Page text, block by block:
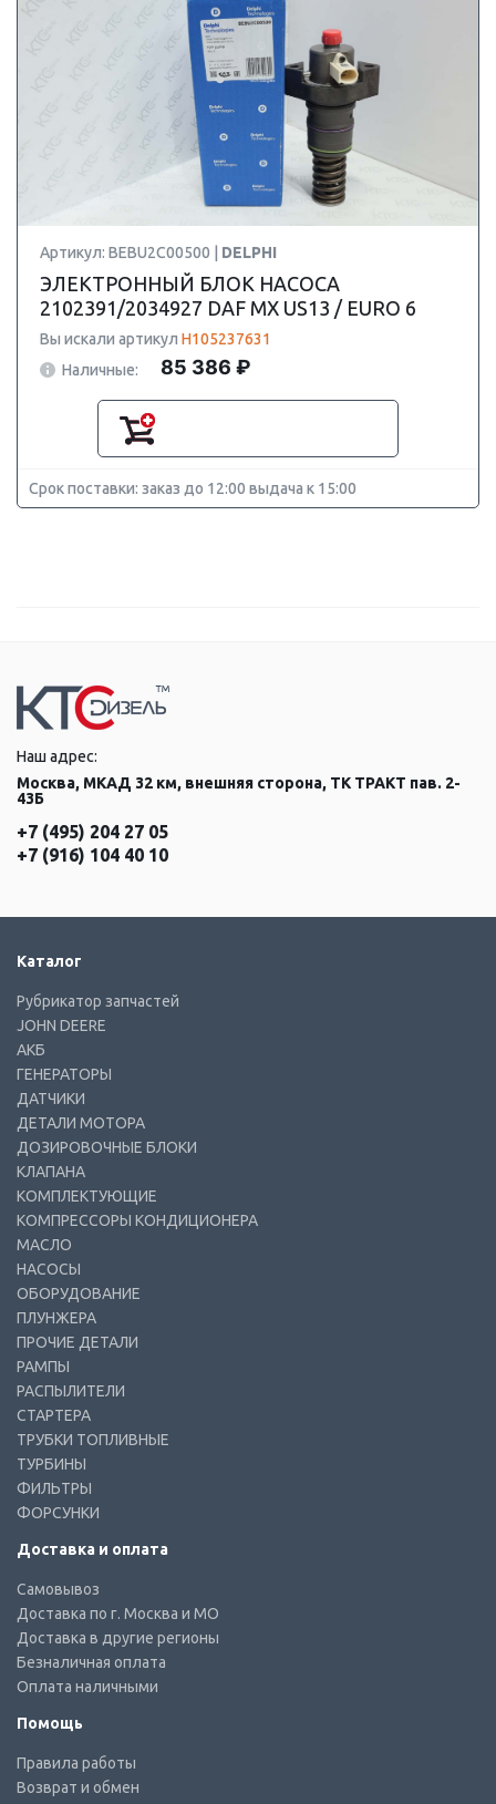
Артикул: BEBU2C00500 | DELPHI
ЭЛЕКТРОННЫЙ БЛОК НАСОСА
2102391/2034927 DAF MX US13 / EURO 6
Вы искали артикул H105237631
Наличные:
85 386 ₽
Срок поставки: заказ до 12:00 выдача к 15:00
Наш адрес:
Москва, МКАД 32 км, внешняя сторона, ТК ТРАКТ пав. 2-
43Б
+7 (495) 204 27 05
+7 (916) 104 40 10
Каталог
Рубрикатор запчастей
JOHN DEERE
АКБ
ГЕНЕРАТОРЫ
ДАТЧИКИ
ДЕТАЛИ МОТОРА
ДОЗИРОВОЧНЫЕ БЛОКИ
КЛАПАНА
КОМПЛЕКТУЮЩИЕ
КОМПРЕССОРЫ КОНДИЦИОНЕРА
МАСЛО
НАСОСЫ
ОБОРУДОВАНИЕ
ПЛУНЖЕРА
ПРОЧИЕ ДЕТАЛИ
РАМПЫ
РАСПЫЛИТЕЛИ
СТАРТЕРА
ТРУБКИ ТОПЛИВНЫЕ
ТУРБИНЫ
ФИЛЬТРЫ
ФОРСУНКИ
Доставка и оплата
Самовывоз
Доставка по г. Москва и МО
Доставка в другие регионы
Безналичная оплата
Оплата наличными
Помощь
Правила работы
Возврат и обмен